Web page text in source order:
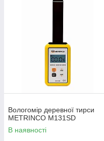
Вологомір деревної тирси
METRINCO M131SD
В наявності